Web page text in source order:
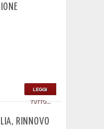
LEGGI
TUTTO...
RINNOVO